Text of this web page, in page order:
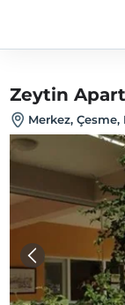
Zeytin
Merkez, Çesme,